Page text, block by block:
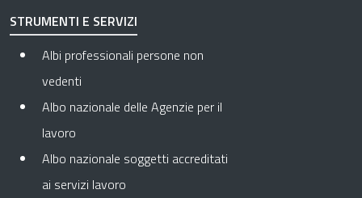
STRUMENTI E SERVIZI
Albi professionali persone non
vedenti
Albo nazionale delle Agenzie per il
lavoro
Albo nazionale soggetti accreditati
ai servizi lavoro